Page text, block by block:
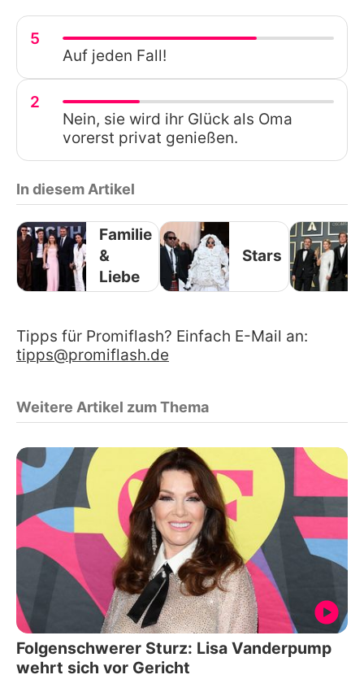
5
Auf jeden Fall!
2
Nein, sie wird ihr Glück als Oma
vorerst privat genießen.
In diesem Artikel
Familie
&
Liebe
Stars
Tipps für Promiflash? Einfach E-Mail an:
tipps@promiflash.de
Weitere Artikel zum Thema
Folgenschwerer Sturz: Lisa Vanderpump
wehrt sich vor Gericht